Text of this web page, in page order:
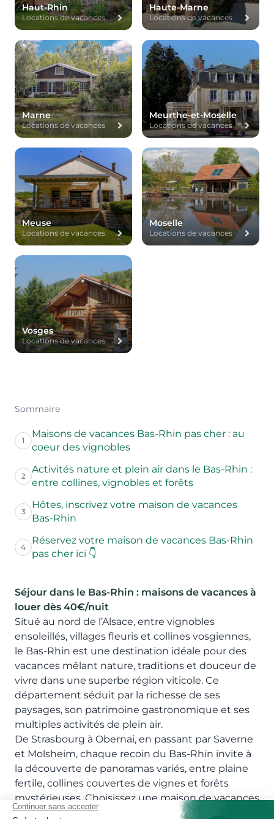
Haut-Rhin
Locations de vacances
Haute-Marne
Locations de vacances
Marne
Locations de vacances
Meurthe-et-Moselle
Locations de vacances
Meuse
Locations de vacances
Moselle
Locations de vacances
Vosges
Locations de vacances
Sommaire
1
Maisons de vacances Bas-Rhin pas cher : au
coeur des vignobles
2
Activités nature et plein air dans le Bas-Rhin :
entre collines, vignobles et forêts
3
Hôtes, inscrivez votre maison de vacances
Bas-Rhin
4
Réservez votre maison de vacances Bas-Rhin
pas cher ici 👇
Séjour dans le Bas-Rhin : maisons de vacances à
louer dès 40€/nuit
Situé au nord de l’Alsace, entre vignobles
ensoleillés, villages fleuris et collines vosgiennes,
le Bas-Rhin est une destination idéale pour des
vacances mêlant nature, traditions et douceur de
vivre dans une superbe région viticole. Ce
département séduit par la richesse de ses
paysages, son patrimoine gastronomique et ses
multiples activités de plein air.
De Strasbourg à Obernai, en passant par Saverne
et Molsheim, chaque recoin du Bas-Rhin invite à
la découverte de panoramas variés, entre plaine
fertile, collines couvertes de vignes et forêts
mystérieuses. Choisissez une maison de vacances
Bas-Rhin pas chère pour un séjour entre nature,